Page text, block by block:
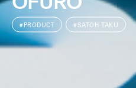
#PRODUCT #SATOH TAKU